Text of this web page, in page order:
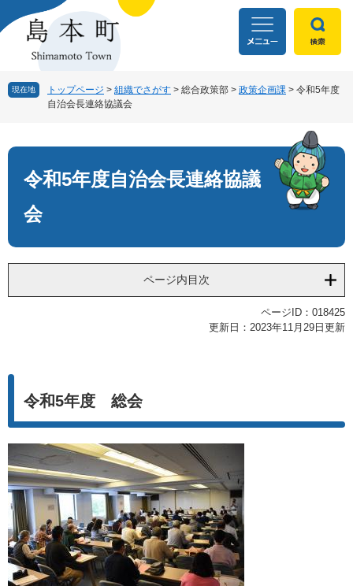
ー
ニ
本
現在地 トップページ > 組織でさがす > 総合政策部 > 政策企画課 > 令和5年度
自治会長連絡協議会
文
令和5年度自治会長連絡協議
会
ページ内目次
ページID：018425
更新日：2023年11月29日更新
令和5年度 総会